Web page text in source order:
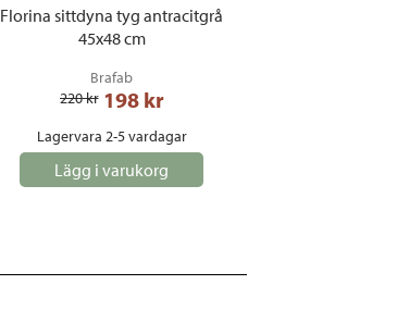
Florina sittdyna tyg antracitgrå
45x48 cm
Brafab
220 kr 198 kr
Lagervara 2-5 vardagar
Lägg i varukorg